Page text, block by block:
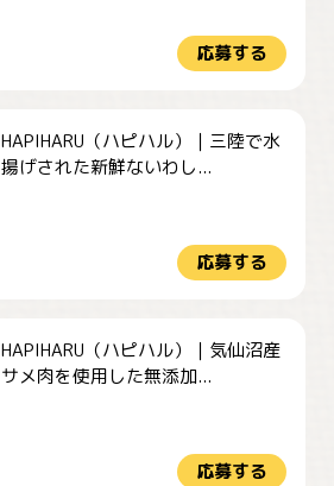
応募する
HAPIHARU（ハピハル）｜三陸で水
揚げされた新鮮ないわし...
応募する
HAPIHARU（ハピハル）｜気仙沼産
サメ肉を使用した無添加...
応募する